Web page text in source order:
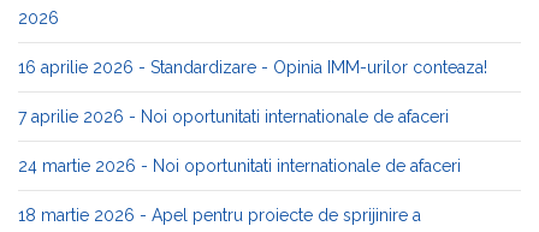
2026
16 aprilie 2026 - Standardizare - Opinia IMM-urilor conteaza!
7 aprilie 2026 - Noi oportunitati internationale de afaceri
24 martie 2026 - Noi oportunitati internationale de afaceri
18 martie 2026 - Apel pentru proiecte de sprijinire a